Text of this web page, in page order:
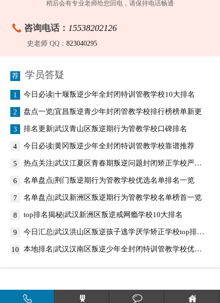
稍后会有专业老师给您回电，请保持电话畅通
咨询电话： 15538202126
史老师 QQ： 823040295
学员答疑
1 今日必读|十堰叛逆少年全封闭特训管教学校10大排名
2 盘点一览|宜昌叛逆青少年封闭管教学校排行榜榜单新更
3 排名更新|武汉青山区叛逆期行为管教学校口碑排名
4 今日必读|黄冈叛逆少年全封闭特训管教学校靠谱推荐
5 热点关注|武汉江夏区青春期叛逆问题封闭矫正学校严选名单排行榜
6 名单盘点|荆门叛逆期行为管教学校优选名单排名一览
7 名单盘点|武汉新洲区叛逆期行为管教学校名单榜首一览
8 top排名揭秘|武汉新洲区叛逆戒网瘾学校10大排名
9 今日汇总|武汉洪山区叛逆孩子逃学厌学矫正学校top排名榜
10 本地排名|武汉汉南区叛逆少年全封闭特训管教学校优选名单排名一览
@版权所有 豫ICP备12014175号